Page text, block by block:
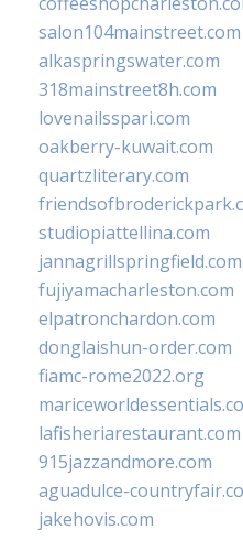
salon104mainstreet.com
alkaspringswater.com
318mainstreet8h.com
lovenailsspari.com
oakberry-kuwait.com
quartzliterary.com
studiopiattellina.com
jannagrillspringfield.com
fujiyamacharleston.com
elpatronchardon.com
donglaishun-order.com
fiamc-rome2022.org
lafisheriarestaurant.com
915jazzandmore.com
aguadulce-
jakehovis.com